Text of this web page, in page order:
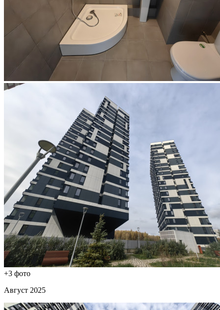
+3 фото
Август 2025